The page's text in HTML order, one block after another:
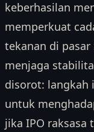
keberhasilan
memperkuat
tekanan di pasar
menjaga
disorot: langkah
untuk
jika IPO raksasa